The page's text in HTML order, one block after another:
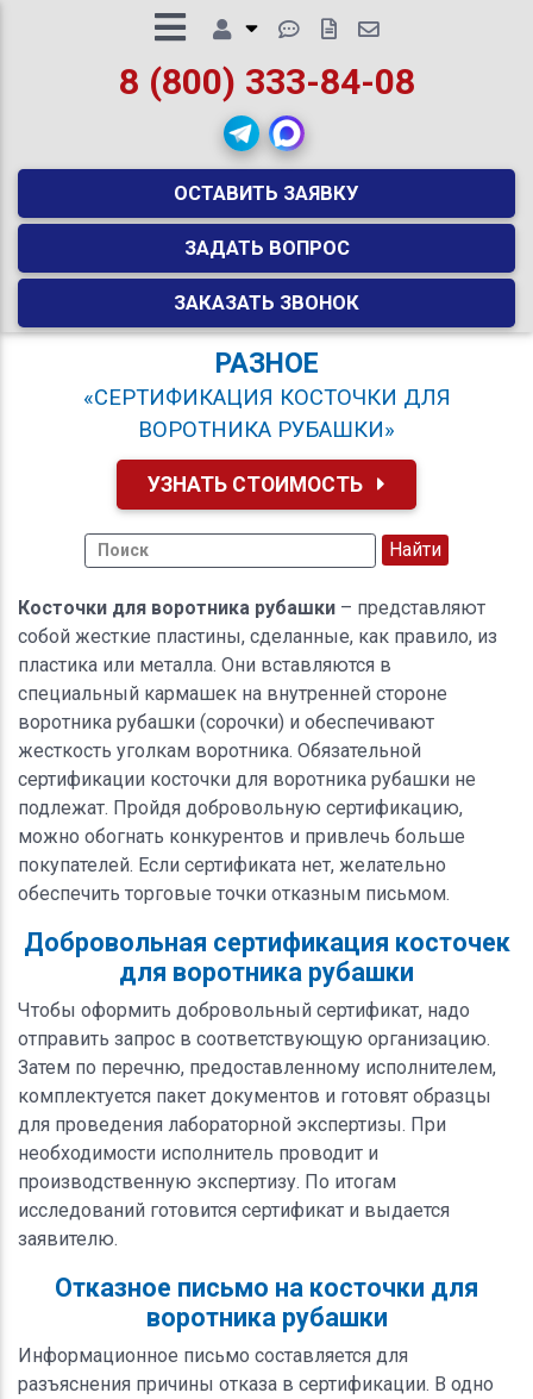
8 (800) 333-84-08
ОСТАВИТЬ ЗАЯВКУ
ЗАДАТЬ ВОПРОС
ЗАКАЗАТЬ ЗВОНОК
РАЗНОЕ
«СЕРТИФИКАЦИЯ КОСТОЧКИ ДЛЯ
ВОРОТНИКА РУБАШКИ»
УЗНАТЬ СТОИМОСТЬ
Косточки для воротника рубашки – представляют
собой жесткие пластины, сделанные, как правило, из
пластика или металла. Они вставляются в
специальный кармашек на внутренней стороне
воротника рубашки (сорочки) и обеспечивают
жесткость уголкам воротника. Обязательной
сертификации косточки для воротника рубашки не
подлежат. Пройдя добровольную сертификацию,
можно обогнать конкурентов и привлечь больше
покупателей. Если сертификата нет, желательно
обеспечить торговые точки отказным письмом.
Добровольная сертификация косточек
для воротника рубашки
Чтобы оформить добровольный сертификат, надо
отправить запрос в соответствующую организацию.
Затем по перечню, предоставленному исполнителем,
комплектуется пакет документов и готовят образцы
для проведения лабораторной экспертизы. При
необходимости исполнитель проводит и
производственную экспертизу. По итогам
исследований готовится сертификат и выдается
заявителю.
Отказное письмо на косточки для
воротника рубашки
Информационное письмо составляется для
разъяснения причины отказа в сертификации. В одно